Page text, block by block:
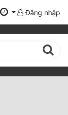
Đăng nhập